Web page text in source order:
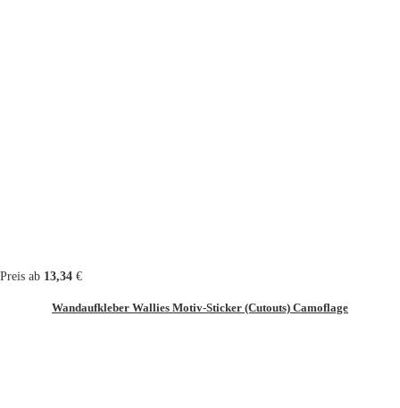
Preis ab 13,34 €
Wandaufkleber Wallies Motiv-Sticker (Cutouts) Camoflage